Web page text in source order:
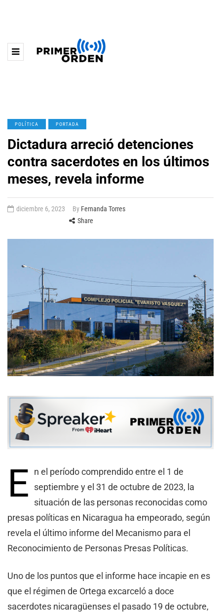
POLÍTICA PORTADA
Dictadura arreció detenciones
contra sacerdotes en los últimos
meses, revela informe
diciembre 6, 2023 By Fernanda Torres
Share
E
n el período comprendido entre el 1 de
septiembre y el 31 de octubre de 2023, la
situación de las personas reconocidas como
presas políticas en Nicaragua ha empeorado, según
revela el último informe del Mecanismo para el
Reconocimiento de Personas Presas Políticas.
Uno de los puntos que el informe hace incapie en es
que el régimen de Ortega excarceló a doce
sacerdotes nicaragüenses el pasado 19 de octubre,